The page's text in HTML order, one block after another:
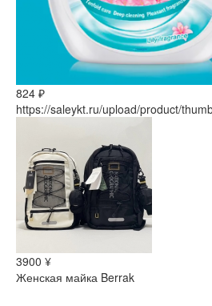
824 ₽
https://saleykt.ru/upload/product/
3900 ¥
Женская майка Berrak